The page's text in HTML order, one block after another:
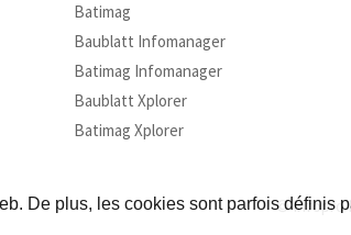
De plus, les cookies sont parfois définis
Batimag
Baublatt Infomanager
Batimag Infomanager
Baublatt Xplorer
Batimag Xplorer
© Infopro